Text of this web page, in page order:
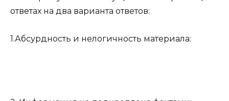
ответах на два варианта ответов:
1.Абсурдность и нелогичность материала: